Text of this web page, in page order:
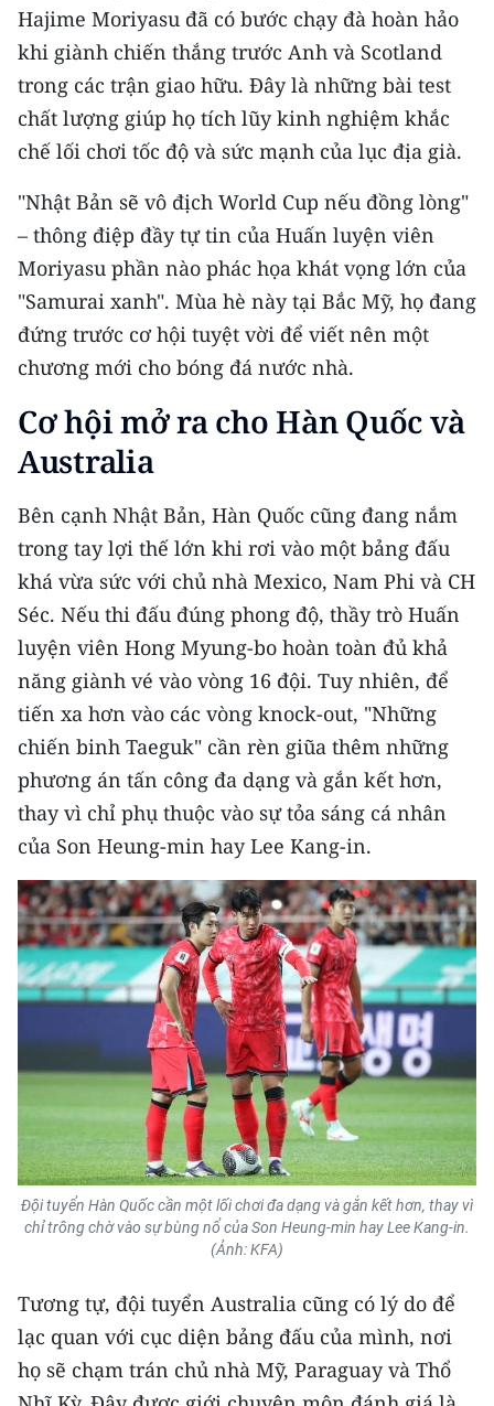
Hajime Moriyasu đã có bước chạy đà hoàn hảo
khi giành chiến thắng trước Anh và Scotland
trong các trận giao hữu. Đây là những bài test
chất lượng giúp họ tích lũy kinh nghiệm khắc
chế lối chơi tốc độ và sức mạnh của lục địa già.
"Nhật Bản sẽ vô địch World Cup nếu đồng lòng"
– thông điệp đầy tự tin của Huấn luyện viên
Moriyasu phần nào phác họa khát vọng lớn của
"Samurai xanh". Mùa hè này tại Bắc Mỹ, họ đang
đứng trước cơ hội tuyệt vời để viết nên một
chương mới cho bóng đá nước nhà.
Cơ hội mở ra cho Hàn Quốc và
Australia
Bên cạnh Nhật Bản, Hàn Quốc cũng đang nắm
trong tay lợi thế lớn khi rơi vào một bảng đấu
khá vừa sức với chủ nhà Mexico, Nam Phi và CH
Séc. Nếu thi đấu đúng phong độ, thầy trò Huấn
luyện viên Hong Myung-bo hoàn toàn đủ khả
năng giành vé vào vòng 16 đội. Tuy nhiên, để
tiến xa hơn vào các vòng knock-out, "Những
chiến binh Taeguk" cần rèn giũa thêm những
phương án tấn công đa dạng và gắn kết hơn,
thay vì chỉ phụ thuộc vào sự tỏa sáng cá nhân
của Son Heung-min hay Lee Kang-in.
Đội tuyển Hàn Quốc cần một lối chơi đa dạng và gắn kết hơn, thay vì
chỉ trông chờ vào sự bùng nổ của Son Heung-min hay Lee Kang-in.
(Ảnh: KFA)
Tương tự, đội tuyển Australia cũng có lý do để
lạc quan với cục diện bảng đấu của mình, nơi
họ sẽ chạm trán chủ nhà Mỹ, Paraguay và Thổ